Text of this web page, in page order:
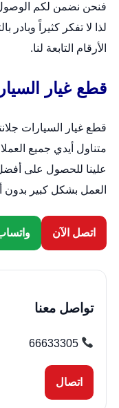
فنحن نضمن لكم
لذا لا تفكر كثيراً
الأرقام التابعة لنا.
قطع غيار
قطع غيار السيارات
متناول أيدي جميع
علينا للحصول على
العمل بشكل كبير بدون
اتصل الآن
تواصل معنا
66633305
اتصال